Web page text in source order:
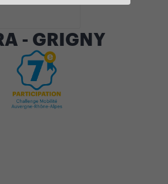
- GRIGNY